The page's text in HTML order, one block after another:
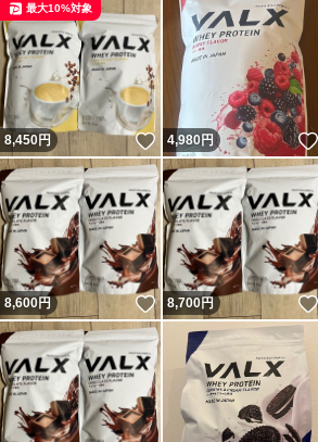
8,450円 いいね！
最大10%対象
4,980円
8,600円 いいね！
8,700円